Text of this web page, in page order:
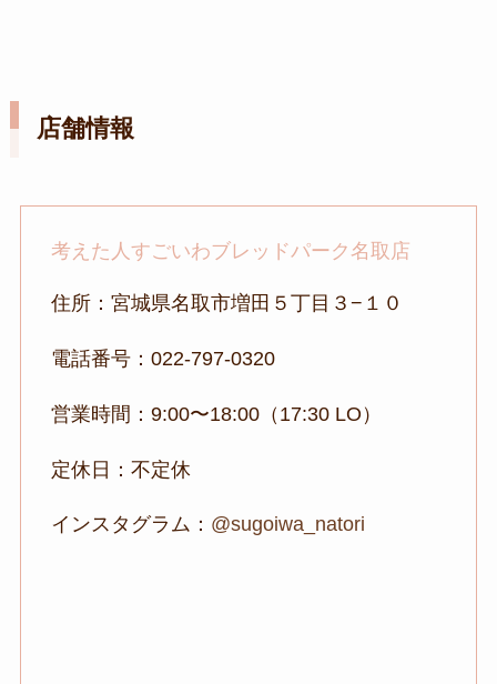
店舗情報
考えた人すごいわブレッドパーク名取店
住所：宮城県名取市増田５丁目３−１０
電話番号：022-797-0320
営業時間：9:00〜18:00（17:30 LO）
定休日：不定休
インスタグラム： @sugoiwa_natori